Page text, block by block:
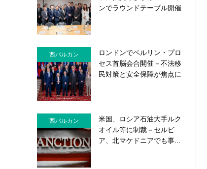
ンでラウンドテーブル開催
西バルカン
ロンドンでベルリン・プロ
セス首脳会合開催－不法移
民対策と安全保障が焦点に
西バルカン
米国、ロシア石油大手ルク
オイル等に制裁－セルビ
ア、北マケドニアでも事...